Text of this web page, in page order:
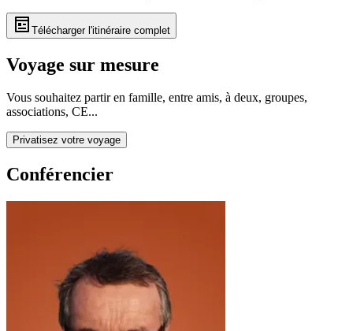
Télécharger l'itinéraire complet
Voyage sur mesure
Vous souhaitez partir en famille, entre amis, à deux, groupes,
associations, CE...
Privatisez votre voyage
Conférencier